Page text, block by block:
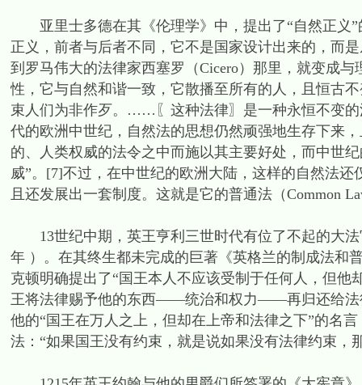
亚里士多德在其《伦理学》中，提出了“自然正义”
正义，前者与后者不同，它不是国家设计出来的，而
到罗马伟大的法律家西塞罗（Cicero）那里，就变成
性，它与自然和谐一致，它散播至所有的人，且恒古
束人们为非作歹。……〖这种法律〗是一种永恒不变
代的欧洲中世纪，自然法的思想仍然顽强地生存下来
的、人类权威的法令之中而施以其主要好处，而中世
威”。[7]不过，在中世纪的欧洲大陆，这样的自然法
且还发展出一套制度。这就是它的普通法（Common
13世纪中期，英王亨利三世时代有位了不起的大法
年 ）。在其终生都未完成的巨著《英格兰的制成法和
克顿明确提出了“国王本人不应该受制于任何人，但
王将法律赐予他的东西——统治和权力——再归还给法
他的“国王在万人之上，但却在上帝和法律之下”的名
法：“如果国王没有约束，就是说如果没有法律约束，